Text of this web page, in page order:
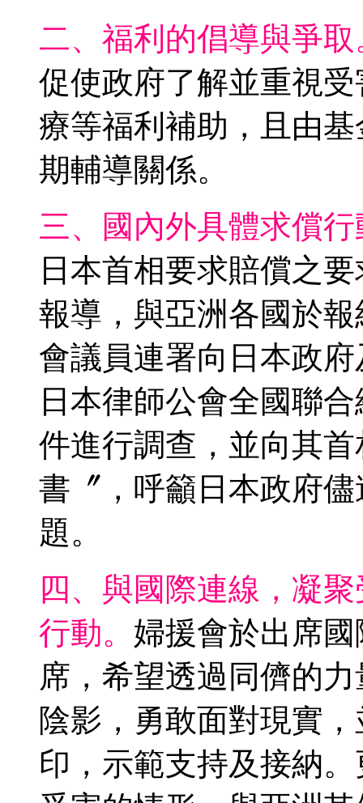
二、福利的倡導與爭取
促使政府了解並重視
療等福利補助，且由
期輔導關係。
三、國內外具體求償
日本首相要求賠償之
報導，與亞洲各國於
會議員連署向日本政
日本律師公會全國聯
件進行調查，並向其
書〞，呼籲日本政府
題。
四、與國際連線，凝
行動。 婦援會於出席
席，希望透過同儕的
陰影，勇敢面對現實
印，示範支持及接納